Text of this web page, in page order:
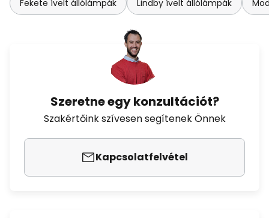
Fekete ívelt állólámpák Lindby ívelt állólámpák
Szeretne egy konzultációt?
Szakértőink szívesen segítenek Önnek
Kapcsolatfelvétel